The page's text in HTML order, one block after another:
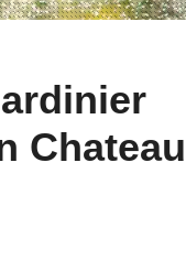
Chateau